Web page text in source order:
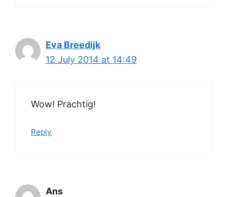
Eva Breedijk
12 July 2014 at 14:49
Wow! Prachtig!
Reply
Ans